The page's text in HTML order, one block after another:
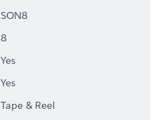
SON8
8
Yes
Yes
Tape & Reel